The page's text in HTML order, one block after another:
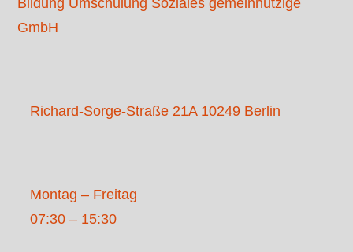
Bildung Umschulung Soziales gemeinnützige
GmbH
Richard-Sorge-Straße 21A 10249 Berlin
Montag – Freitag
07:30 – 15:30